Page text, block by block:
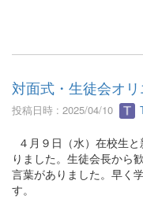
対面式・生徒会オ
投稿日時 : 2025/04/10
４月９日（水）在校生
りました。生徒会長から
言葉がありました。早く
す。